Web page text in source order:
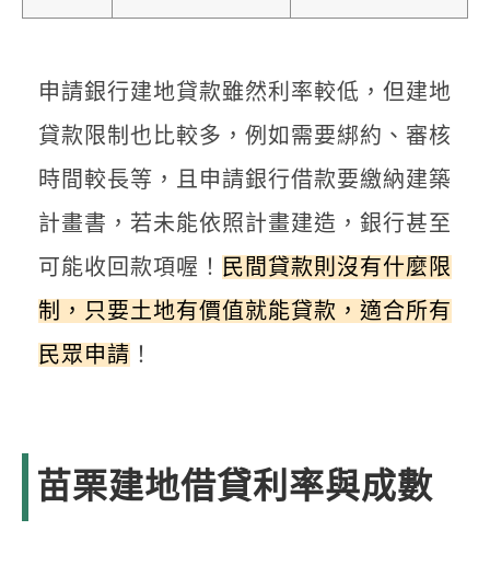
申請銀行建地貸款雖然利率較低，但建地
貸款限制也比較多，例如需要綁約、審核
時間較長等，且申請銀行借款要繳納建築
計畫書，若未能依照計畫建造，銀行甚至
可能收回款項喔！ 民間貸款則沒有什麼限
制，只要土地有價值就能貸款，適合所有
民眾申請 ！
苗栗建地借貸利率與成數